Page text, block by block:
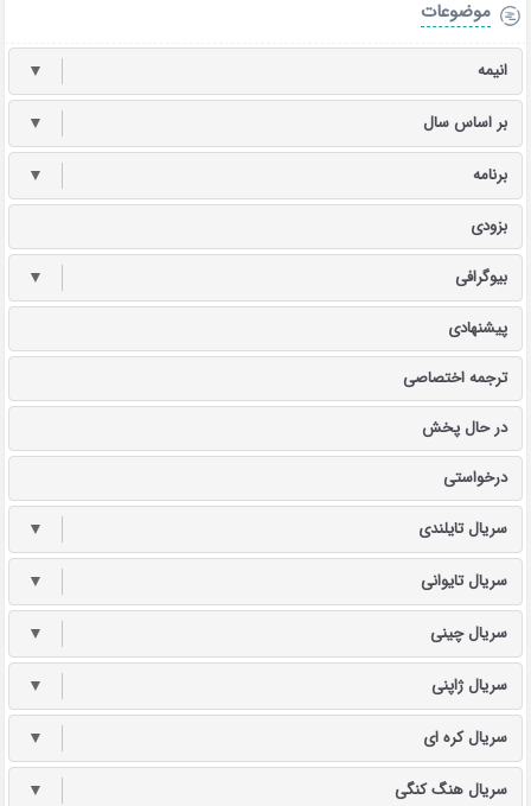
موضوعات
انیمه ▼
بر اساس سال ▼
برنامه ▼
بزودی
بیوگرافی ▼
پیشنهادی
ترجمه اختصاصی
در حال پخش
درخواستی
سریال تایلندی ▼
سریال تایوانی ▼
سریال چینی ▼
سریال ژاپنی ▼
سریال کره ای ▼
سریال هنگ کنگی ▼